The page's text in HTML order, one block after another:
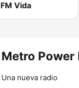
FM Vida
Metro Power
Una nueva radio